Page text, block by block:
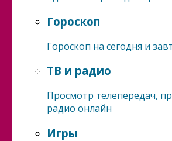
Гороскоп
Гороскоп на сегодня и
ТВ и радио
Просмотр телепередач,
радио онлайн
Игры